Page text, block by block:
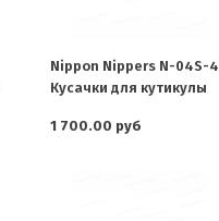
Nippon Nippers N-04S-4
Кусачки для кутикулы
1 700.00 руб